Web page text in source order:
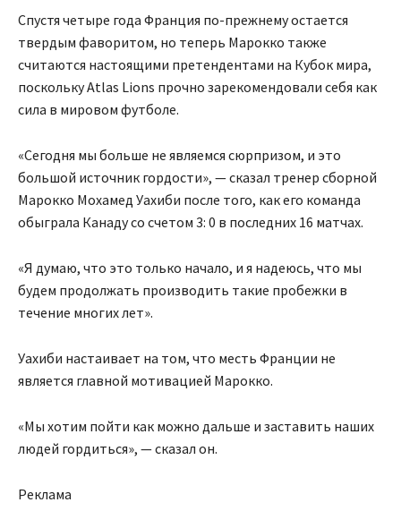
Спустя четыре года Франция по-прежнему остается
твердым фаворитом, но теперь Марокко также
считаются настоящими претендентами на Кубок мира,
поскольку Atlas Lions прочно зарекомендовали себя как
сила в мировом футболе.
«Сегодня мы больше не являемся сюрпризом, и это
большой источник гордости», — сказал тренер сборной
Марокко Мохамед Уахиби после того, как его команда
обыграла Канаду со счетом 3: 0 в последних 16 матчах.
«Я думаю, что это только начало, и я надеюсь, что мы
будем продолжать производить такие пробежки в
течение многих лет».
Уахиби настаивает на том, что месть Франции не
является главной мотивацией Марокко.
«Мы хотим пойти как можно дальше и заставить наших
людей гордиться», — сказал он.
Реклама